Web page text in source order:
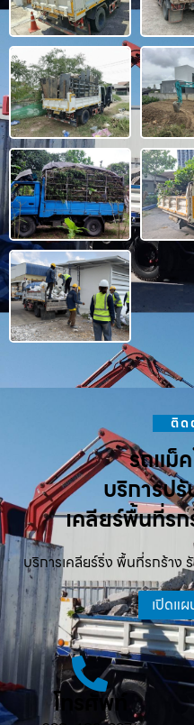
ติด
รถแม็
บริการป
เคลียร์พื้นที่ร
บริการเคลียร์ริ่ง พื้นที่รกร้าง
เปิดแ
โทรศัพท์